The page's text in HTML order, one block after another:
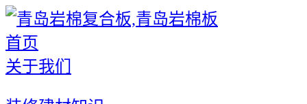
首页
关于我们